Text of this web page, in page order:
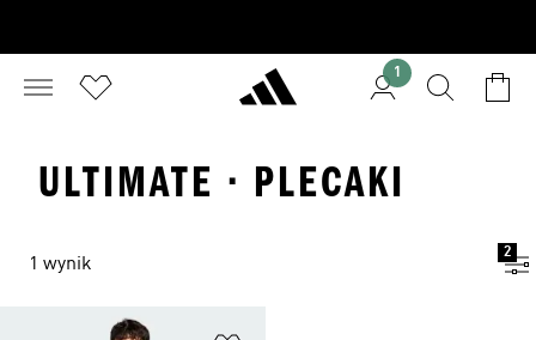
1
ULTIMATE · PLECAKI
1 wynik
2